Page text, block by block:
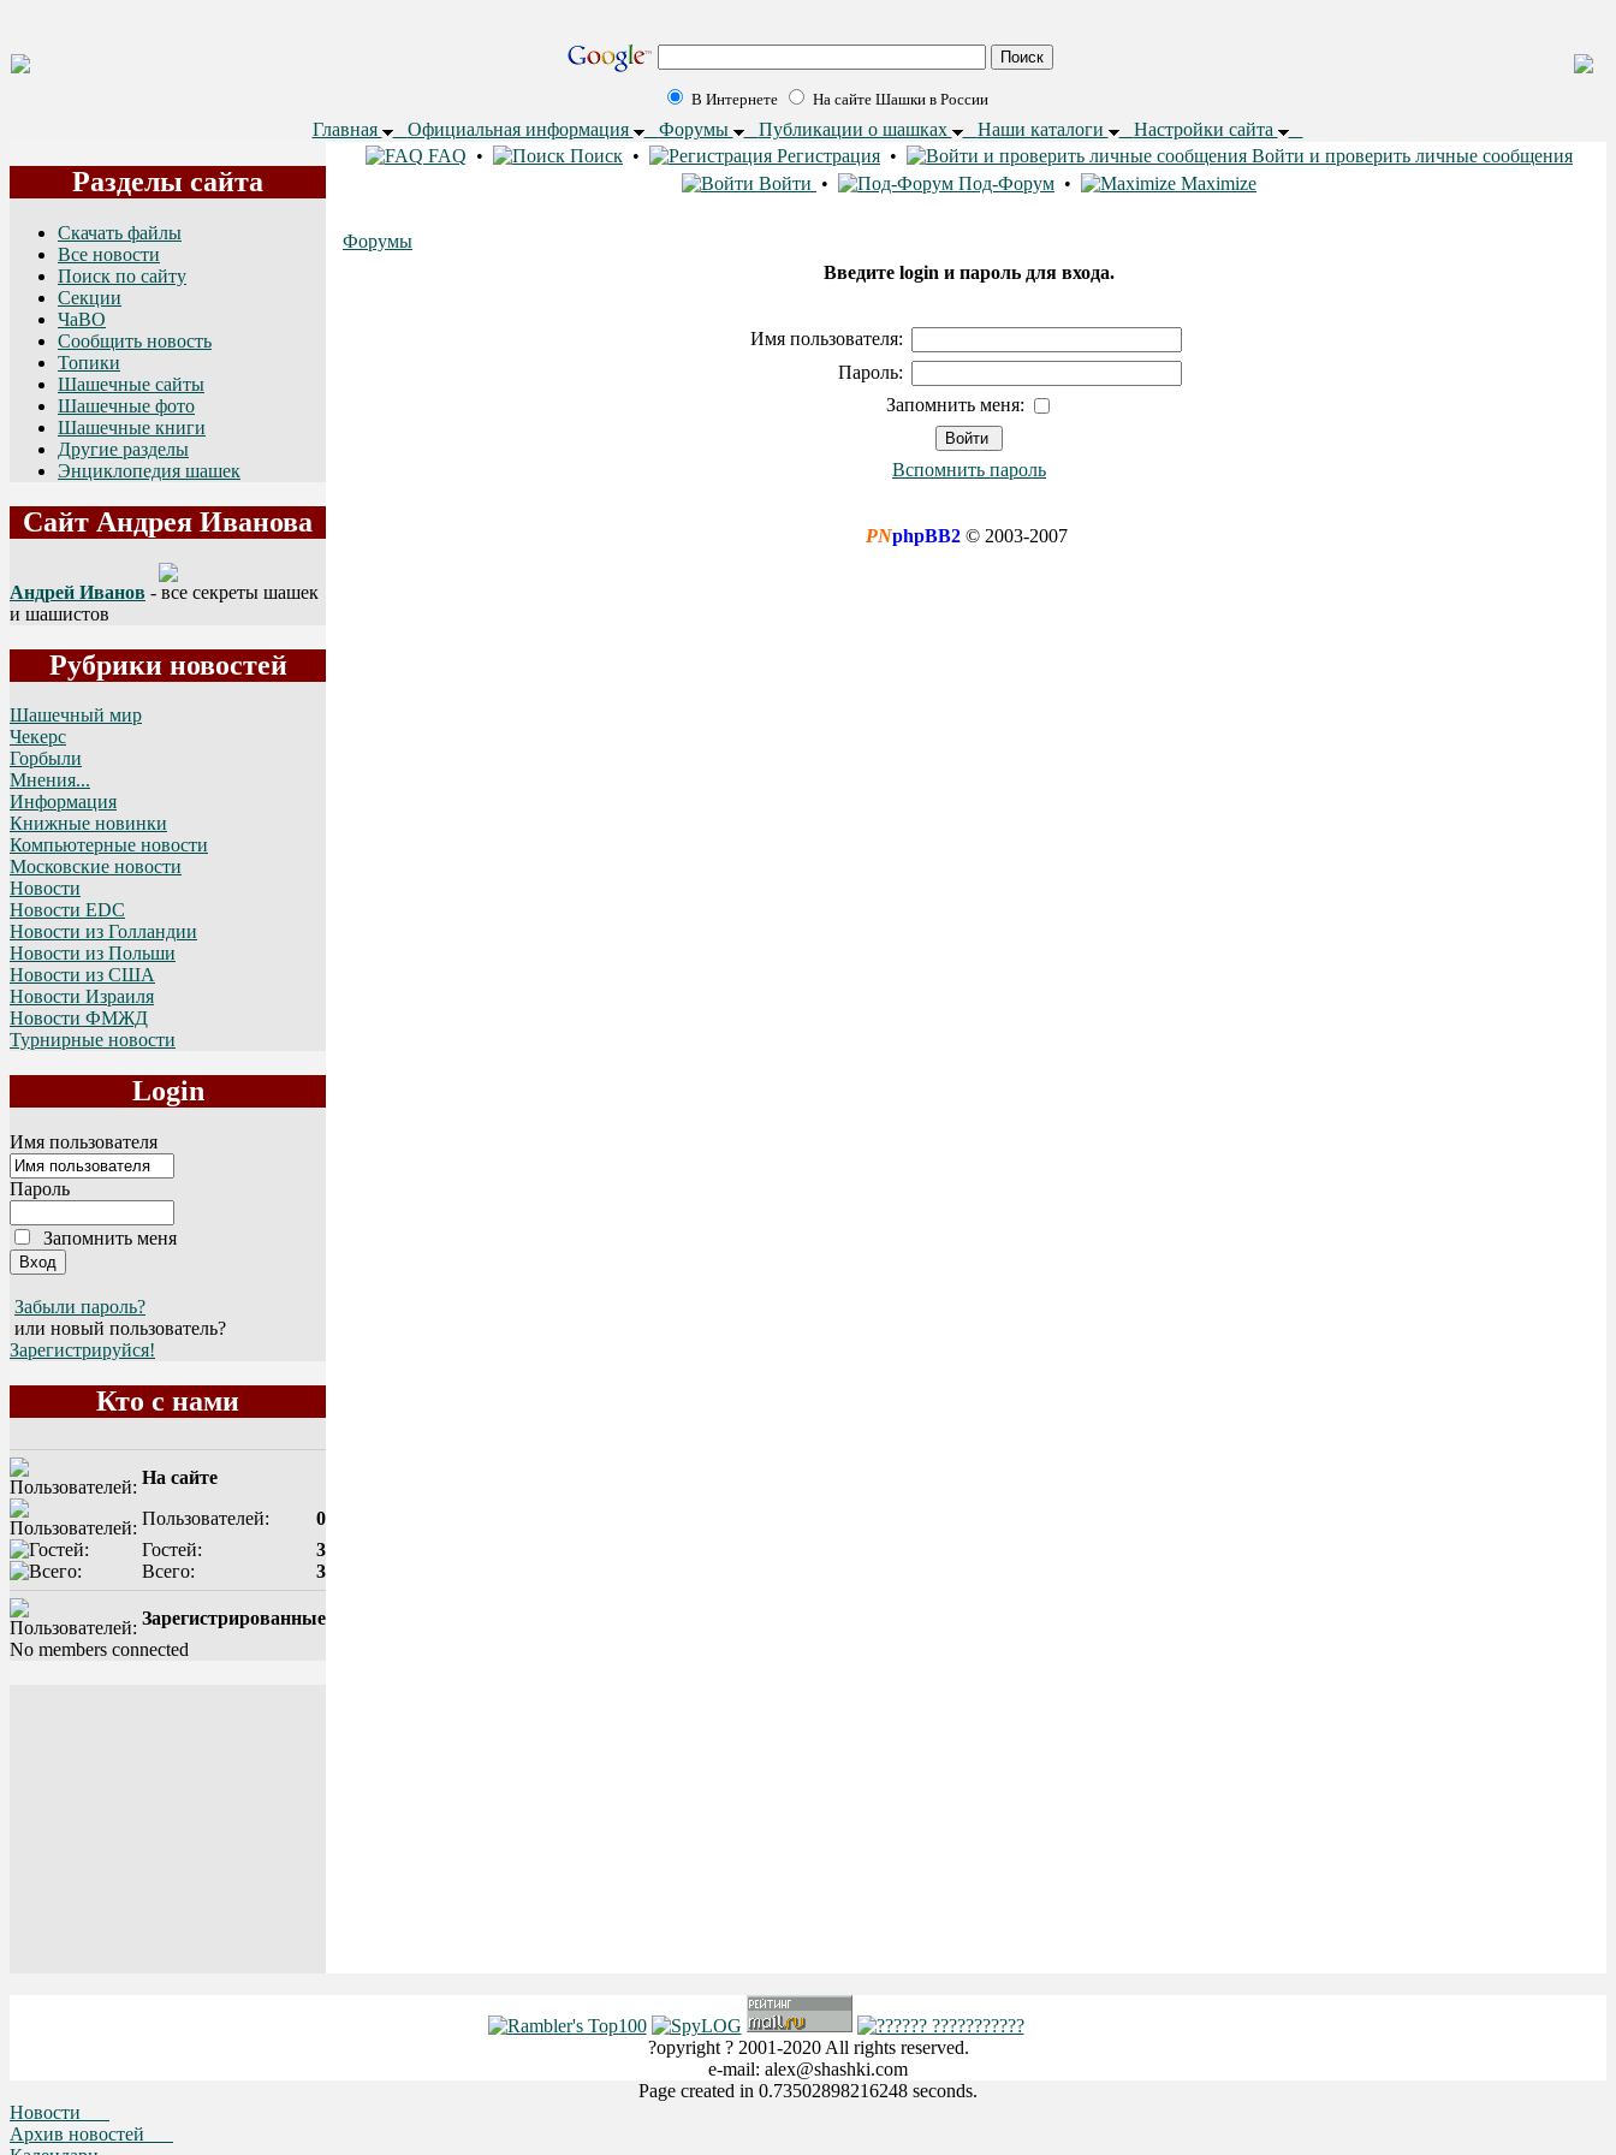
В Интернете На сайте Шашки в России
Главная Официальная информация Форумы Публикации о шашках Наши каталоги Настройки сайта
Разделы сайта
Скачать файлы
Все новости
Поиск по сайту
Секции
ЧаВО
Сообщить новость
Топики
Шашечные сайты
Шашечные фото
Шашечные книги
Другие разделы
Энциклопедия шашек
Сайт Андрея Иванова
Андрей Иванов - все секреты шашек
и шашистов
Рубрики новостей
Шашечный мир
Чекерс
Горбыли
Мнения...
Информация
Книжные новинки
Компьютерные новости
Московские новости
Новости
Новости EDC
Новости из Голландии
Новости из Польши
Новости из США
Новости Израиля
Новости ФМЖД
Турнирные новости
Login
Имя пользователя
Пароль
Запомнить меня
Забыли пароль?
или новый пользователь?
Зарегистрируйся!
Кто с нами
На сайте
Пользователей:
0
Гостей:
3
Всего:
3
Зарегистрированные
No members connected
FAQ • Поиск • Регистрация •
Войти и проверить личные сообщения
Войти • Под-Форум • Maximize
Форумы
Введите login и пароль для входа.
Имя пользователя:
Пароль:
Запомнить меня:
Вспомнить пароль
PNphpBB2 © 2003-2007
?opyright ? 2001-2020 All rights reserved.
e-mail: alex@shashki.com
Page created in 0.73502898216248 seconds.
Новости
Архив новостей